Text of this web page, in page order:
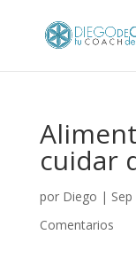
cuidar
por Diego |
Comentarios